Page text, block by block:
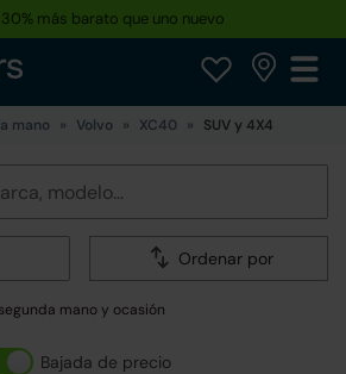
más barato que uno nuevo
mano Volvo XC40 SUV y 4X4
Ordenar por
mano y ocasión
Bajada de precio